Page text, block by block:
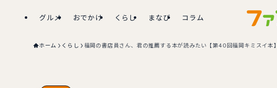
グルメ おでかけ くらし まなび コラム
ホーム くらし 福岡の書店員さん、君の推薦する本が読みたい【第40回福岡キミスイ本】